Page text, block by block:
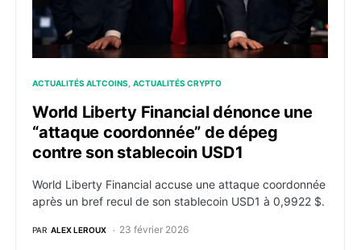
ACTUALITÉS ALTCOINS ACTUALITÉS CRYPTO
World Liberty Financial dénonce une
“attaque coordonnée” de dépeg
contre son stablecoin USD1
World Liberty Financial accuse une attaque coordonnée
après un bref recul de son stablecoin USD1 à 0,9922 $.
PAR ALEX LEROUX 23 février 2026